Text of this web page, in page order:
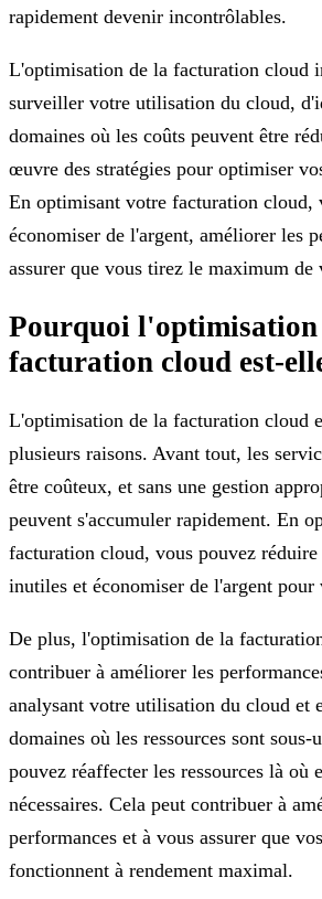
rapidement devenir incontrôlables.
L'optimisation de la facturation cloud
surveiller votre utilisation du cloud,
domaines où les coûts peuvent être
œuvre des stratégies pour optimiser
En optimisant votre facturation cloud,
économiser de l'argent, améliorer les
assurer que vous tirez le maximum de
Pourquoi l'optimisation
facturation cloud est-
L'optimisation de la facturation cloud
plusieurs raisons. Avant tout, les
être coûteux, et sans une gestion
peuvent s'accumuler rapidement. En
facturation cloud, vous pouvez réduire
inutiles et économiser de l'argent pour
De plus, l'optimisation de la
contribuer à améliorer les
analysant votre utilisation du cloud et
domaines où les ressources sont sous-
pouvez réaffecter les ressources là où
nécessaires. Cela peut contribuer à
performances et à vous assurer que
fonctionnent à rendement maximal.